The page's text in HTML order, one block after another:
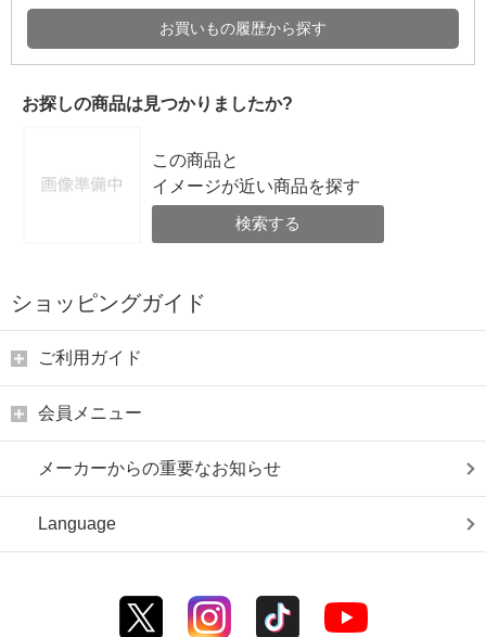
お買いもの履歴から探す
お探しの商品は見つかりましたか?
この商品と
イメージが近い商品を探す
検索する
ショッピングガイド
ご利用ガイド
会員メニュー
メーカーからの重要なお知らせ
Language